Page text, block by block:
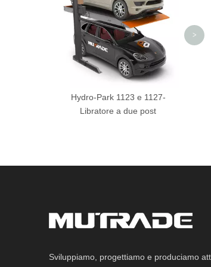
Hydro-Park 1123 e 1127-
Libratore a due post
>
Sviluppiamo, progettiamo e produciamo